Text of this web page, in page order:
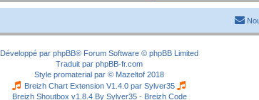
Développé par phpBB® Forum Software © phpBB Limited
Traduit par phpBB-fr.com
Style promaterial par © Mazeltof 2018
Breizh Chart Extension V1.4.0 par Sylver35
Breizh Shoutbox v1.8.4 By Sylver35 - Breizh Code